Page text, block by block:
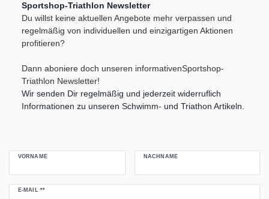
Sportshop-Triathlon Newsletter
Du willst keine aktuellen Angebote mehr verpassen und
regelmäßig von individuellen und einzigartigen Aktionen
profitieren?
Dann aboniere doch unseren informativenSportshop-
Triathlon Newsletter!
Wir senden Dir regelmäßig und jederzeit widerruflich
Informationen zu unseren Schwimm- und Triathon Artikeln.
VORNAME NACHNAME
E-MAIL **
Newsletter